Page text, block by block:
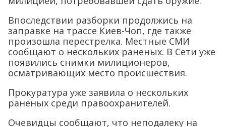
Впоследствии разборки продолжись на
заправке на трассе Киев-Чоп, где также
произошла перестрелка. Местные СМИ
сообщают о нескольких раненых. В Сети уже
появились снимки милиционеров,
осматривающих место происшествия.
Прокуратура уже заявила о нескольких
раненых среди правоохранителей.
Очевидцы сообщают, что неподалеку на